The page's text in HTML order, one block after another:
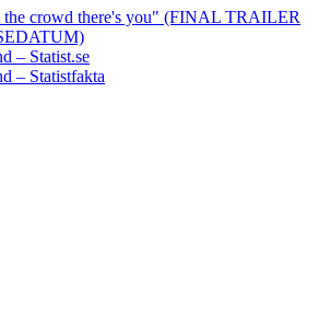
the crowd there's you" (FINAL TRAILER
– Statist.se
– Statistfakta